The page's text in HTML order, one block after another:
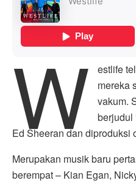
W
estlife
mereka
vakum.
berjudul
Ed Sheeran dan diproduksi
Merupakan musik baru
berempat – Kian Egan,